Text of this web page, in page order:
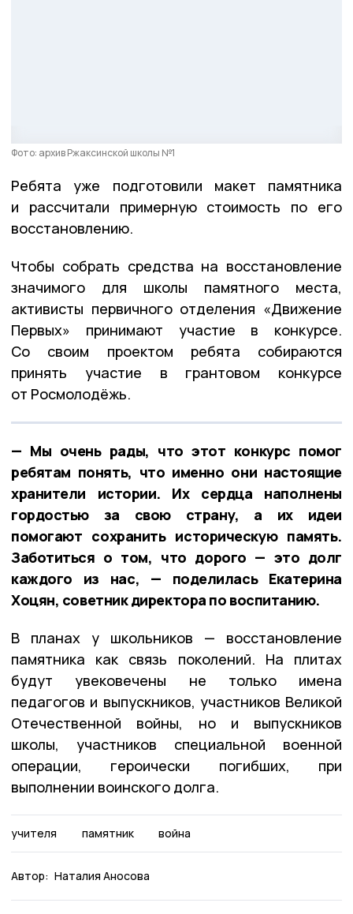
Фото: архив Ржаксинской школы №1
Ребята уже подготовили макет памятника
и рассчитали примерную стоимость по его
восстановлению.
Чтобы собрать средства на восстановление
значимого для школы памятного места,
активисты первичного отделения «Движение
Первых» принимают участие в конкурсе.
Со своим проектом ребята собираются
принять участие в грантовом конкурсе
от Росмолодёжь.
— Мы очень рады, что этот конкурс помог
ребятам понять, что именно они настоящие
хранители истории. Их сердца наполнены
гордостью за свою страну, а их идеи
помогают сохранить историческую память.
Заботиться о том, что дорого — это долг
каждого из нас, — поделилась Екатерина
Хоцян, советник директора по воспитанию.
В планах у школьников — восстановление
памятника как связь поколений. На плитах
будут увековечены не только имена
педагогов и выпускников, участников Великой
Отечественной войны, но и выпускников
школы, участников специальной военной
операции, героически погибших, при
выполнении воинского долга.
учителя памятник война
Автор: Наталия Аносова